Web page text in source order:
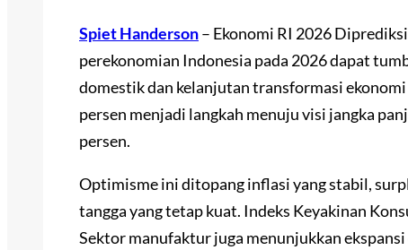
Spiet Handerson– Ekonomi RI 2026
perekonomian Indonesia pada 2026 dapat
domestik dan kelanjutan transformasi
persen menjadi langkah menuju visi jangka
persen.
Optimisme ini ditopang inflasi yang stabil,
tangga yang tetap kuat. Indeks Keyakinan
Sektor manufaktur juga menunjukkan